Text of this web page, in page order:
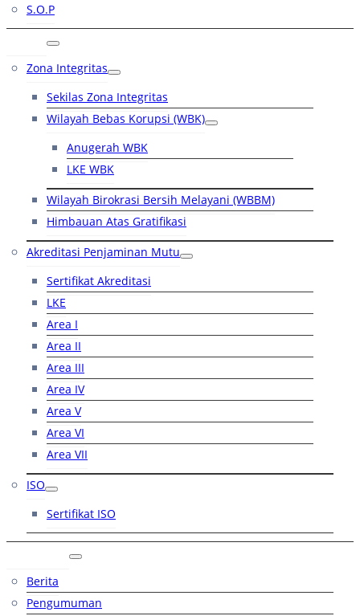
S.O.P
Zona Integritas
Sekilas Zona Integritas
Wilayah Bebas Korupsi (WBK)
Anugerah WBK
LKE WBK
Wilayah Birokrasi Bersih Melayani (WBBM)
Himbauan Atas Gratifikasi
Akreditasi Penjaminan Mutu
Sertifikat Akreditasi
LKE
Area I
Area II
Area III
Area IV
Area V
Area VI
Area VII
ISO
Sertifikat ISO
Berita
Pengumuman